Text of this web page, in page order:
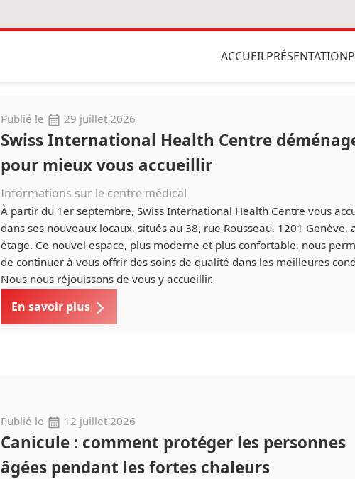
ACCUEILPRÉSENTATION
Publié le 29 juillet 2026
Swiss International Health Centre
pour mieux vous accueillir
Informations sur le centre médical
À partir du 1er septembre, Swiss International Health Centre vous
dans ses nouveaux locaux, situés au 38, rue Rousseau, 1201 Genève,
étage. Ce nouvel espace, plus moderne et plus confortable, nous
de continuer à vous offrir des soins de qualité dans les meilleures
Nous nous réjouissons de vous y accueillir.
En savoir plus
Publié le 12 juillet 2026
Canicule : comment protéger les personnes
âgées pendant les fortes chaleurs